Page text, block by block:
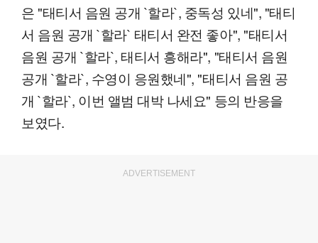
은 "태티서 음원 공개 `할라`, 중독성 있네", "태티
서 음원 공개 `할라` 태티서 완전 좋아", "태티서
음원 공개 `할라`, 태티서 흥해라", "태티서 음원
공개 `할라`, 수영이 응원했네", "태티서 음원 공
개 `할라`, 이번 앨범 대박 나세요" 등의 반응을
보였다.
ADVERTISEMENT